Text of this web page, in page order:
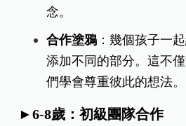
念。
合作塗鴉 ：幾個孩子一
添加不同的部分。這不
們學會尊重彼此的想法。
►6-8歲：初級團隊合作